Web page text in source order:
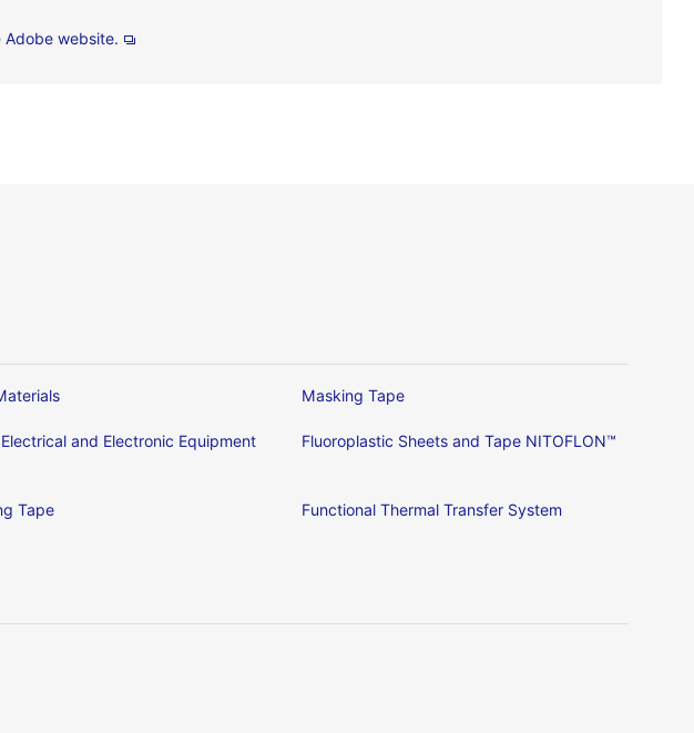
Adobe website.
Masking Tape
and Electronic Equipment Fluoroplastic Sheets and Tape NITOFLON™
Tape Functional Thermal Transfer System